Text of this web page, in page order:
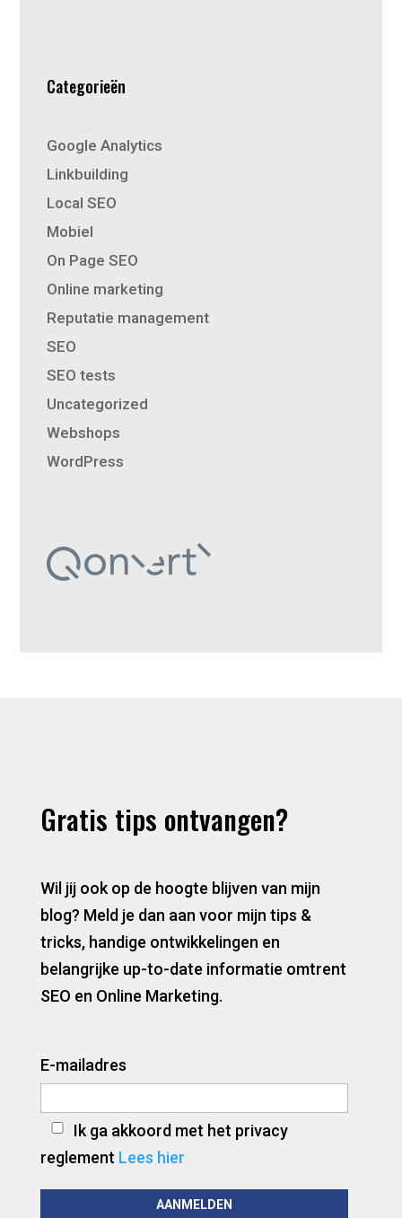
Categorieën
Google Analytics
Linkbuilding
Local SEO
Mobiel
On Page SEO
Online marketing
Reputatie management
SEO
SEO tests
Uncategorized
Webshops
WordPress
Gratis tips ontvangen?
Wil jij ook op de hoogte blijven van mijn
blog? Meld je dan aan voor mijn tips &
tricks, handige ontwikkelingen en
belangrijke up-to-date informatie omtrent
SEO en Online Marketing.
E-mailadres
Ik ga akkoord met het privacy
reglement Lees hier